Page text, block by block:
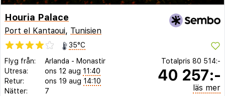
Houria Palace
Port el Kantaoui, Tunisien
35°C
Flyg från:
Arlanda - Monastir
Utresa:
ons 12 aug 11:40
Retur:
ons 19 aug 14:10
Nätter:
7
Totalpris 80 514:-
40 257:-
läs mer